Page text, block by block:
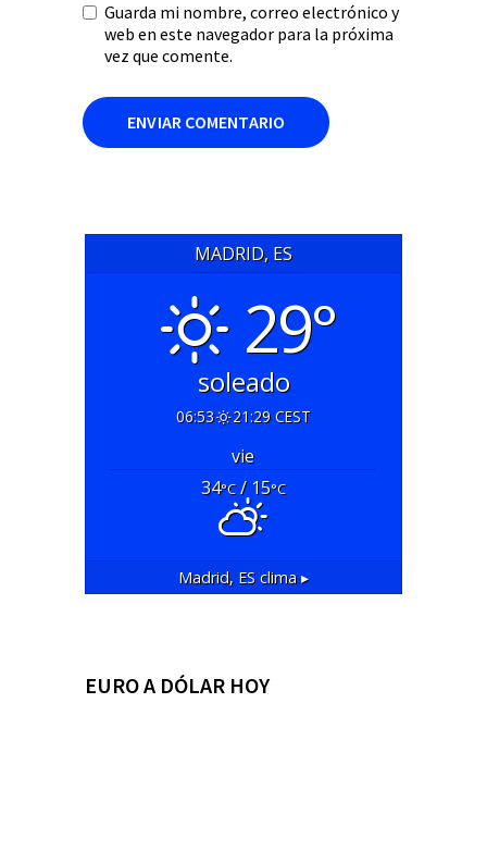
Guarda mi nombre, correo electrónico y
web en este navegador para la próxima
vez que comente.
MADRID, ES
29°
soleado
06:53 21:29 CEST
vie
34°C/ 15°C
Madrid, ES clima ▸
EURO A DÓLAR HOY